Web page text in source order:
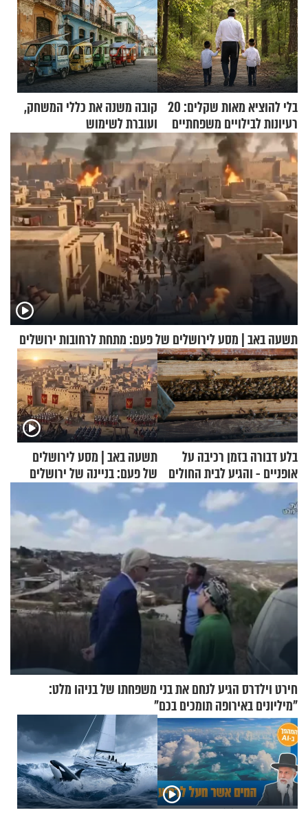
בלי להוציא מאות שקלים: 20
רעיונות לבילויים משפחתיים
כמעט בחינם
קובה משנה את כללי המשחק,
ועוברת לשימוש
בתלת־אופנועים סולאריים
תשעה באב | מסע לירושלים של פעם: מתחת לרחובות ירושלים
בלע דבורה בזמן רכיבה על
אופניים - והגיע לבית החולים
במצב מסכן חיים
תשעה באב | מסע לירושלים
של פעם: בניינה של ירושלים
חירט וילדרס הגיע לנחם את בני משפחתו של בניהו מלט:
"מיליונים באירופה תומכים בכם"